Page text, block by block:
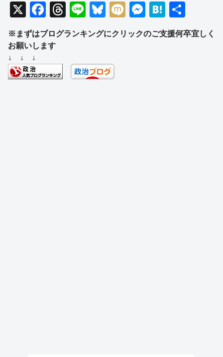
X
F
a
c
b
T
hr
e
d
Li
n
e
Bl
e
y
M
ixi
M
ss
H
at
e
有
※まずはブログランキングにクリックのご支援何卒宜しく
お願いします
↓ ↓ ↓